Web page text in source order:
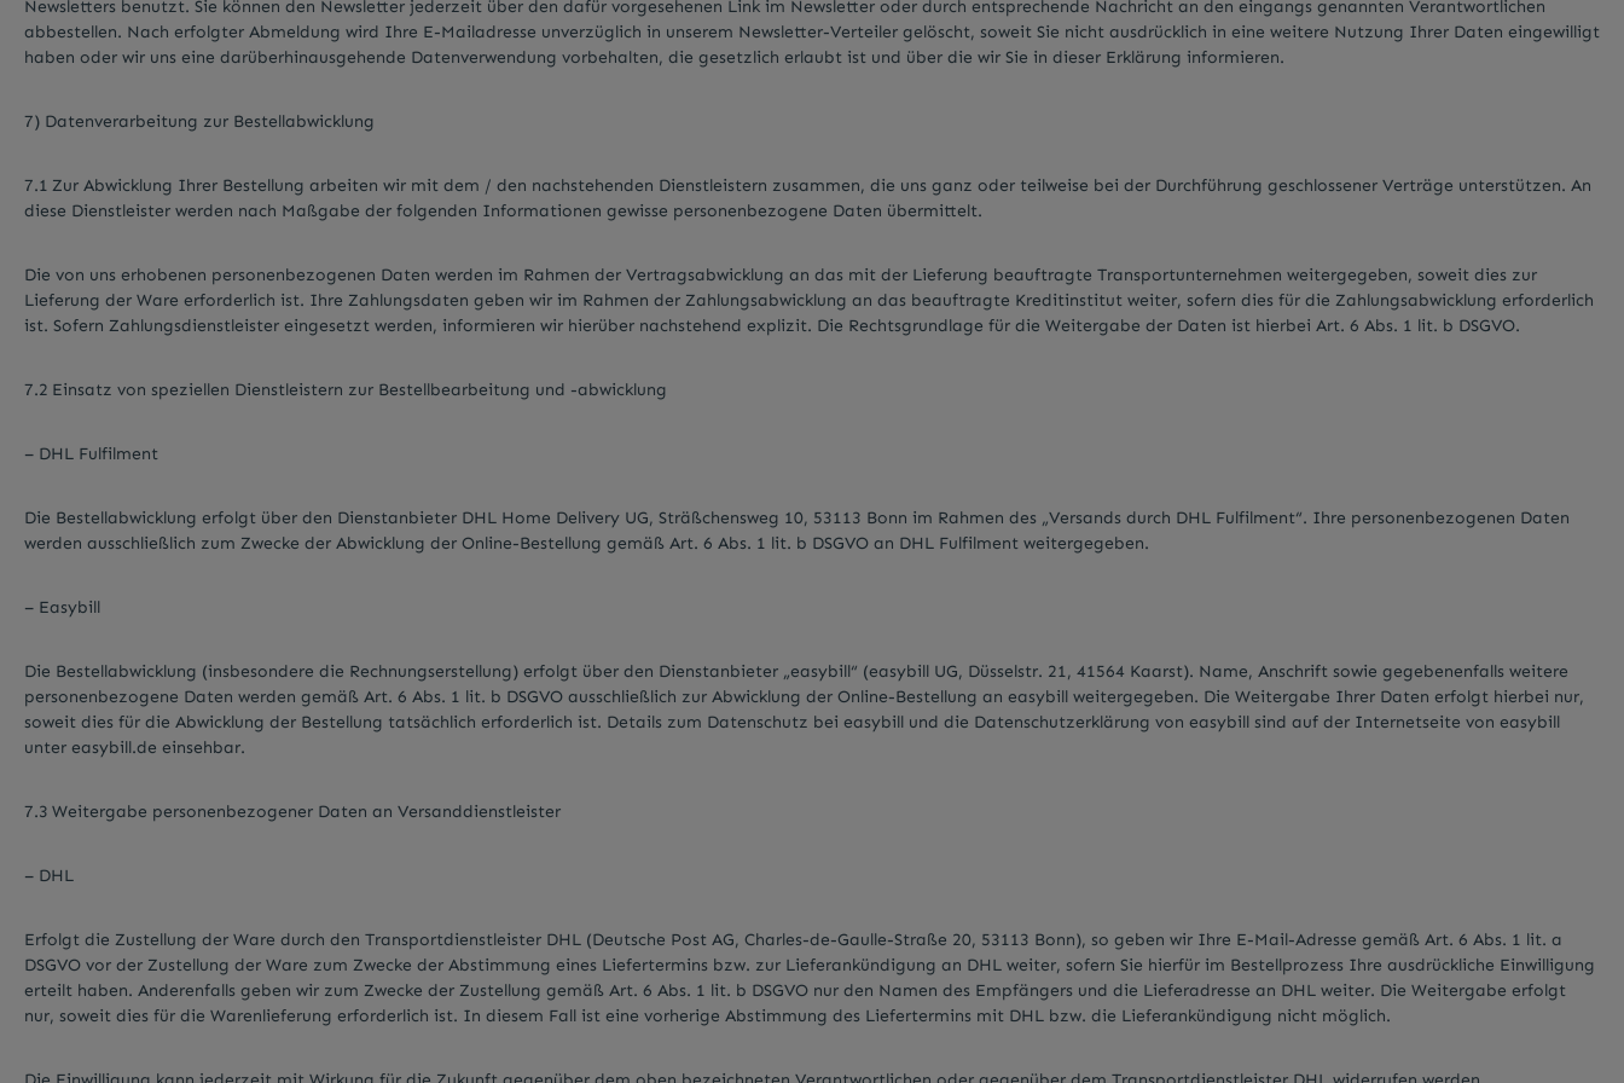
Newsletters benutzt. Sie können den Newsletter jederzeit über den dafür vorgesehenen Link im Newsletter oder durch entsprechende Nachricht an den eingangs genannten Verantwortlichen
abbestellen. Nach erfolgter Abmeldung wird Ihre E-Mailadresse unverzüglich in unserem Newsletter-Verteiler gelöscht, soweit Sie nicht ausdrücklich in eine weitere Nutzung Ihrer Daten eingewilligt
haben oder wir uns eine darüberhinausgehende Datenverwendung vorbehalten, die gesetzlich erlaubt ist und über die wir Sie in dieser Erklärung informieren.
7) Datenverarbeitung zur Bestellabwicklung
7.1 Zur Abwicklung Ihrer Bestellung arbeiten wir mit dem / den nachstehenden Dienstleistern zusammen, die uns ganz oder teilweise bei der Durchführung geschlossener Verträge unterstützen. An
diese Dienstleister werden nach Maßgabe der folgenden Informationen gewisse personenbezogene Daten übermittelt.
Die von uns erhobenen personenbezogenen Daten werden im Rahmen der Vertragsabwicklung an das mit der Lieferung beauftragte Transportunternehmen weitergegeben, soweit dies zur
Lieferung der Ware erforderlich ist. Ihre Zahlungsdaten geben wir im Rahmen der Zahlungsabwicklung an das beauftragte Kreditinstitut weiter, sofern dies für die Zahlungsabwicklung erforderlich
ist. Sofern Zahlungsdienstleister eingesetzt werden, informieren wir hierüber nachstehend explizit. Die Rechtsgrundlage für die Weitergabe der Daten ist hierbei Art. 6 Abs. 1 lit. b DSGVO.
7.2 Einsatz von speziellen Dienstleistern zur Bestellbearbeitung und -abwicklung
– DHL Fulfilment
Die Bestellabwicklung erfolgt über den Dienstanbieter DHL Home Delivery UG, Sträßchensweg 10, 53113 Bonn im Rahmen des „Versands durch DHL Fulfilment“. Ihre personenbezogenen Daten
werden ausschließlich zum Zwecke der Abwicklung der Online-Bestellung gemäß Art. 6 Abs. 1 lit. b DSGVO an DHL Fulfilment weitergegeben.
– Easybill
Die Bestellabwicklung (insbesondere die Rechnungserstellung) erfolgt über den Dienstanbieter „easybill“ (easybill UG, Düsselstr. 21, 41564 Kaarst). Name, Anschrift sowie gegebenenfalls weitere
personenbezogene Daten werden gemäß Art. 6 Abs. 1 lit. b DSGVO ausschließlich zur Abwicklung der Online-Bestellung an easybill weitergegeben. Die Weitergabe Ihrer Daten erfolgt hierbei nur,
soweit dies für die Abwicklung der Bestellung tatsächlich erforderlich ist. Details zum Datenschutz bei easybill und die Datenschutzerklärung von easybill sind auf der Internetseite von easybill
unter easybill.de einsehbar.
7.3 Weitergabe personenbezogener Daten an Versanddienstleister
– DHL
Erfolgt die Zustellung der Ware durch den Transportdienstleister DHL (Deutsche Post AG, Charles-de-Gaulle-Straße 20, 53113 Bonn), so geben wir Ihre E-Mail-Adresse gemäß Art. 6 Abs. 1 lit. a
DSGVO vor der Zustellung der Ware zum Zwecke der Abstimmung eines Liefertermins bzw. zur Lieferankündigung an DHL weiter, sofern Sie hierfür im Bestellprozess Ihre ausdrückliche Einwilligung
erteilt haben. Anderenfalls geben wir zum Zwecke der Zustellung gemäß Art. 6 Abs. 1 lit. b DSGVO nur den Namen des Empfängers und die Lieferadresse an DHL weiter. Die Weitergabe erfolgt
nur, soweit dies für die Warenlieferung erforderlich ist. In diesem Fall ist eine vorherige Abstimmung des Liefertermins mit DHL bzw. die Lieferankündigung nicht möglich.